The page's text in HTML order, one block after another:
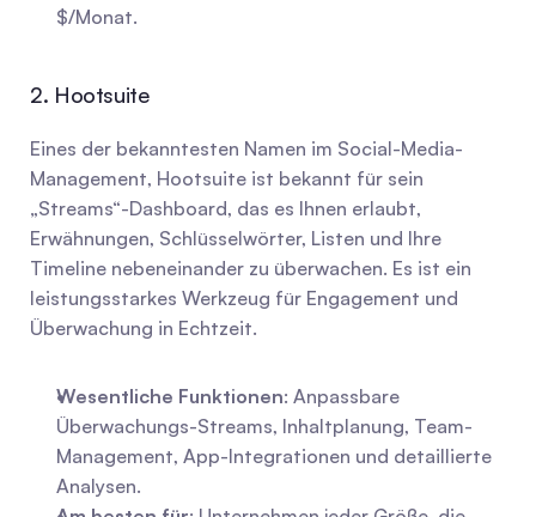
$/Monat.
2. Hootsuite
Eines der bekanntesten Namen im Social-Media-
Management, Hootsuite ist bekannt für sein
„Streams“-Dashboard, das es Ihnen erlaubt,
Erwähnungen, Schlüsselwörter, Listen und Ihre
Timeline nebeneinander zu überwachen. Es ist ein
leistungsstarkes Werkzeug für Engagement und
Überwachung in Echtzeit.
Wesentliche Funktionen: Anpassbare
Überwachungs-Streams, Inhaltplanung, Team-
Management, App-Integrationen und detaillierte
Analysen.